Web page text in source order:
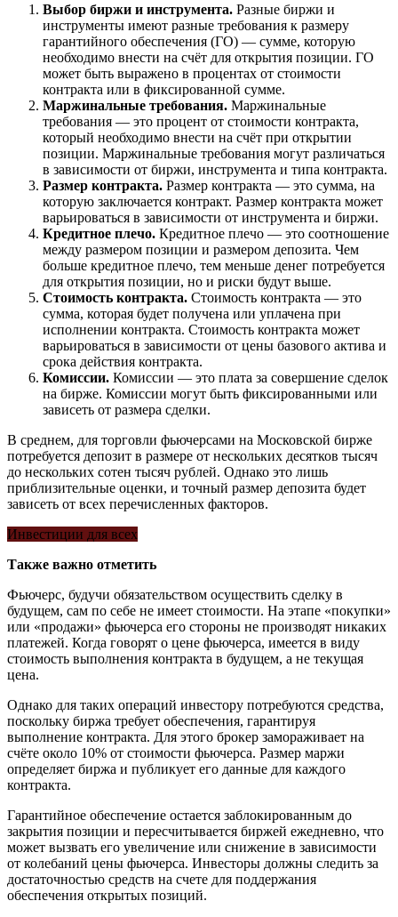
Выбор биржи и инструмента. Разные биржи и
инструменты имеют разные требования к размеру
гарантийного обеспечения (ГО) — сумме, которую
необходимо внести на счёт для открытия позиции. ГО
может быть выражено в процентах от стоимости
контракта или в фиксированной сумме.
Маржинальные требования. Маржинальные
требования — это процент от стоимости контракта,
который необходимо внести на счёт при открытии
позиции. Маржинальные требования могут различаться
в зависимости от биржи, инструмента и типа контракта.
Размер контракта. Размер контракта — это сумма, на
которую заключается контракт. Размер контракта может
варьироваться в зависимости от инструмента и биржи.
Кредитное плечо. Кредитное плечо — это соотношение
между размером позиции и размером депозита. Чем
больше кредитное плечо, тем меньше денег потребуется
для открытия позиции, но и риски будут выше.
Стоимость контракта. Стоимость контракта — это
сумма, которая будет получена или уплачена при
исполнении контракта. Стоимость контракта может
варьироваться в зависимости от цены базового актива и
срока действия контракта.
Комиссии. Комиссии — это плата за совершение сделок
на бирже. Комиссии могут быть фиксированными или
зависеть от размера сделки.
В среднем, для торговли фьючерсами на Московской бирже
потребуется депозит в размере от нескольких десятков тысяч
до нескольких сотен тысяч рублей. Однако это лишь
приблизительные оценки, и точный размер депозита будет
зависеть от всех перечисленных факторов.
Инвестиции для всех
Также важно отметить
Фьючерс, будучи обязательством осуществить сделку в
будущем, сам по себе не имеет стоимости. На этапе «покупки»
или «продажи» фьючерса его стороны не производят никаких
платежей. Когда говорят о цене фьючерса, имеется в виду
стоимость выполнения контракта в будущем, а не текущая
цена.
Однако для таких операций инвестору потребуются средства,
поскольку биржа требует обеспечения, гарантируя
выполнение контракта. Для этого брокер замораживает на
счёте около 10% от стоимости фьючерса. Размер маржи
определяет биржа и публикует его данные для каждого
контракта.
Гарантийное обеспечение остается заблокированным до
закрытия позиции и пересчитывается биржей ежедневно, что
может вызвать его увеличение или снижение в зависимости
от колебаний цены фьючерса. Инвесторы должны следить за
достаточностью средств на счете для поддержания
обеспечения открытых позиций.